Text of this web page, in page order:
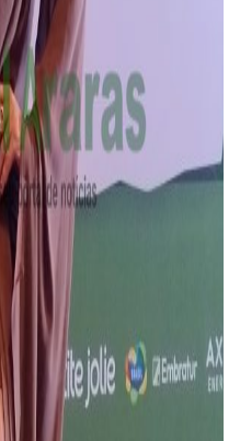
Abandonadas do Nucleo 13 na